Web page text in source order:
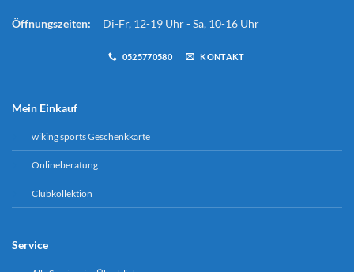
Öffnungszeiten: Di-Fr, 12-19 Uhr - Sa, 10-16 Uhr
0525770580 KONTAKT
Mein Einkauf
wiking sports Geschenkkarte
Onlineberatung
Clubkollektion
Service